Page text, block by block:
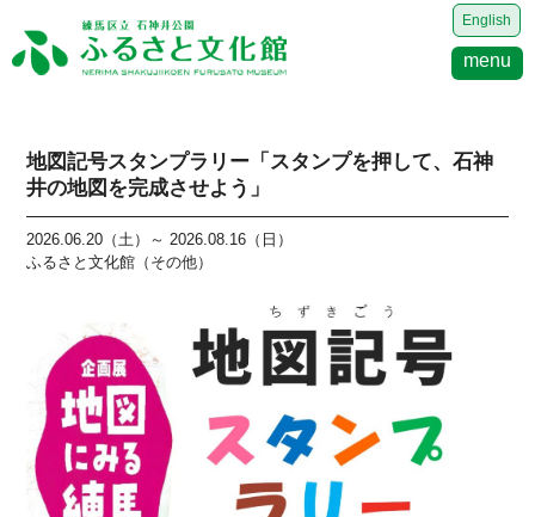
English
menu
地図記号スタンプラリー「スタンプを押して、石神
井の地図を完成させよう」
2026.06.20（土）～ 2026.08.16（日）
ふるさと文化館（その他）